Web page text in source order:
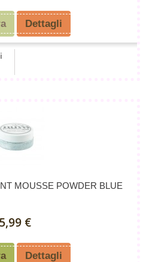
Dettagli
MOUSSE POWDER BLUE
5,99 €
Dettagli